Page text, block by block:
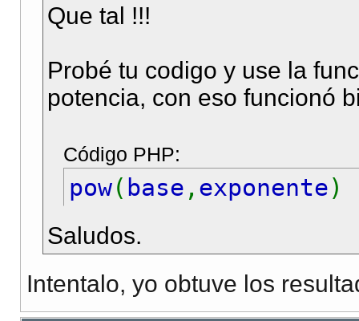
<?
$Y=$B *(( 1+$A)^$X);
echo"Crecimiento
} else {
echo"Introduce los
Que tal !!!
Probé tu codigo y use la
potencia, con eso funcionó
Código PHP:
pow( base , exponente)
Saludos.
Intentalo, yo obtuve los